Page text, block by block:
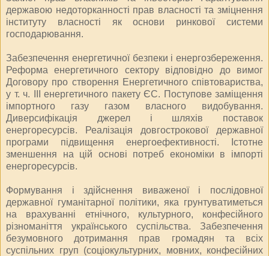
державою недоторканності прав власності та зміцнення
інституту власності як основи ринкової системи
господарювання.
Забезпечення енергетичної безпеки і енергозбереження.
Реформа енергетичного сектору відповідно до вимог
Договору про створення Енергетичного співтовариства,
у т. ч. ІІІ енергетичного пакету ЄС. Поступове заміщення
імпортного газу газом власного видобування.
Диверсифікація джерел і шляхів поставок
енергоресурсів. Реалізація довгострокової державної
програми підвищення енергоефективності. Істотне
зменшення на цій основі потреб економіки в імпорті
енергоресурсів.
Формування і здійснення виваженої і послідовної
державної гуманітарної політики, яка грунтуватиметься
на врахуванні етнічного, культурного, конфесійного
різноманіття українського суспільства. Забезпечення
безумовного дотримання прав громадян та всіх
суспільних груп (соціокультурних, мовних, конфесійних